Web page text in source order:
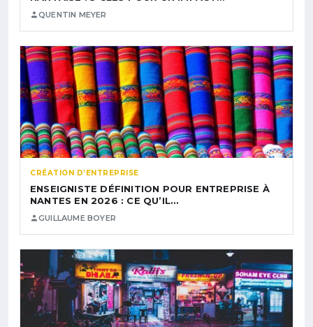
QUENTIN MEYER
CRÉATION D’ENTREPRISE
ENSEIGNISTE DÉFINITION POUR ENTREPRISE À
NANTES EN 2026 : CE QU’IL…
GUILLAUME BOYER